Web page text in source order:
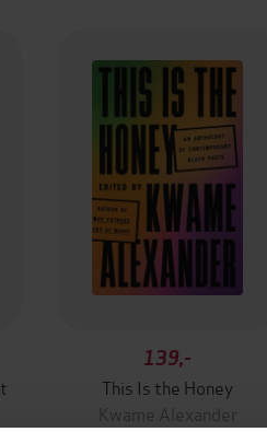
139,-
This Is the Honey
Kwame Alexander